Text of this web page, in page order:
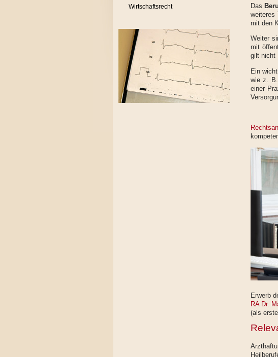
Wirtschaftsrecht
Das
weiteres
mit den
Weiter
mit
gilt nicht
Ein
wie z.
einer
Erwerb
RA Dr.
(als